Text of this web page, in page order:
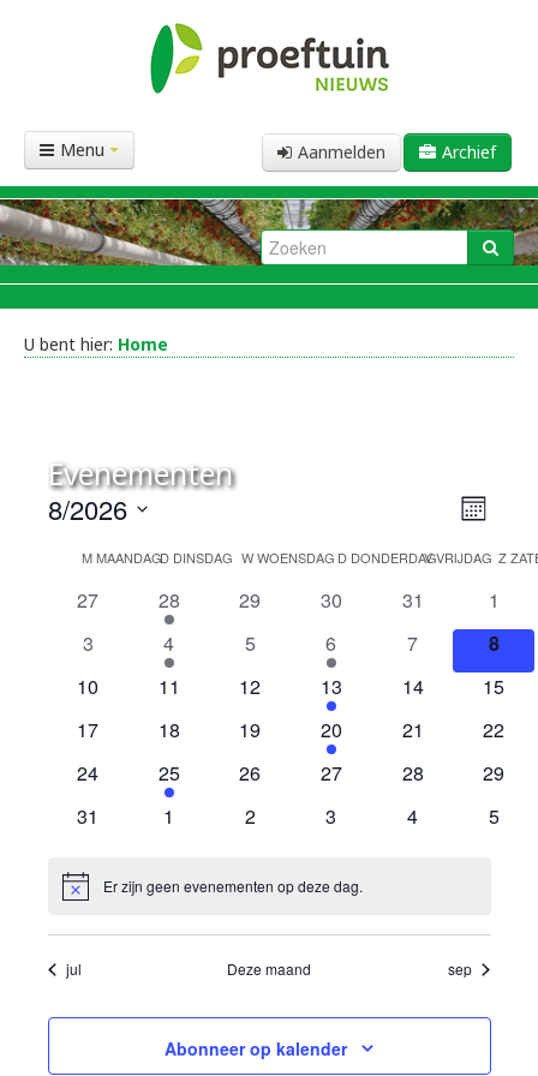
Aanmelden Archief
Menu
U bent hier: Home
Evenementen
Maand
8/2026
Kalender
van
Evenementen
MMAANDAGD DINSDAG WWOENSDAG D DONDERDAG
VVRIJDAG Z
0
evenementen
27
1
evenement
28
0
29
0
30
0
evenementen
31
0
1
0
evenementen
3
1
evenement
4
0
evenementen
5
1
evenement
6
0
evenementen
7
0
8
0
10
0
11
0
evenementen
12
1
evenement
13
0
14
0
15
0
17
0
18
0
evenementen
19
2
evenementen
20
0
21
0
22
0
evenementen
24
3
evenementen
25
0
26
0
27
0
28
0
29
0
31
0
1
0
2
0
3
0
4
0
5
BerichtEr zijn geen evenementen op deze dag.
jul Deze maand sep
Abonneer op kalender